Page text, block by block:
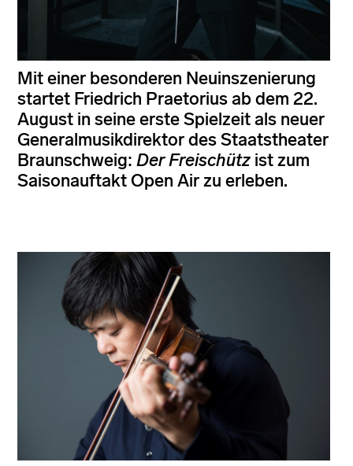
Mit einer besonderen Neuinszenierung
startet Friedrich Praetorius ab dem 22.
August in seine erste Spielzeit als neuer
Generalmusikdirektor des Staatstheater
Braunschweig: Der Freischütz ist zum
Saisonauftakt Open Air zu erleben.